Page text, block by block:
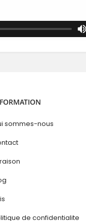
sommes-nous
de confidentialite